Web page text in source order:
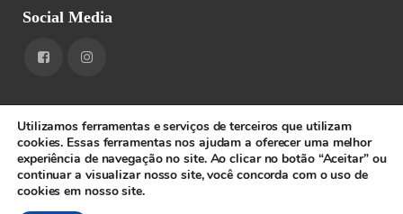
Social Media
1RIGV - CNPJ: 20.685.380/0001-52 - Todos os direitos
Utilizamos ferramentas e serviços de terceiros que utilizam
cookies. Essas ferramentas nos ajudam a oferecer uma melhor
experiência de navegação no site. Ao clicar no botão “Aceitar” ou
continuar a visualizar nosso site, você concorda com o uso de
cookies em nosso site.